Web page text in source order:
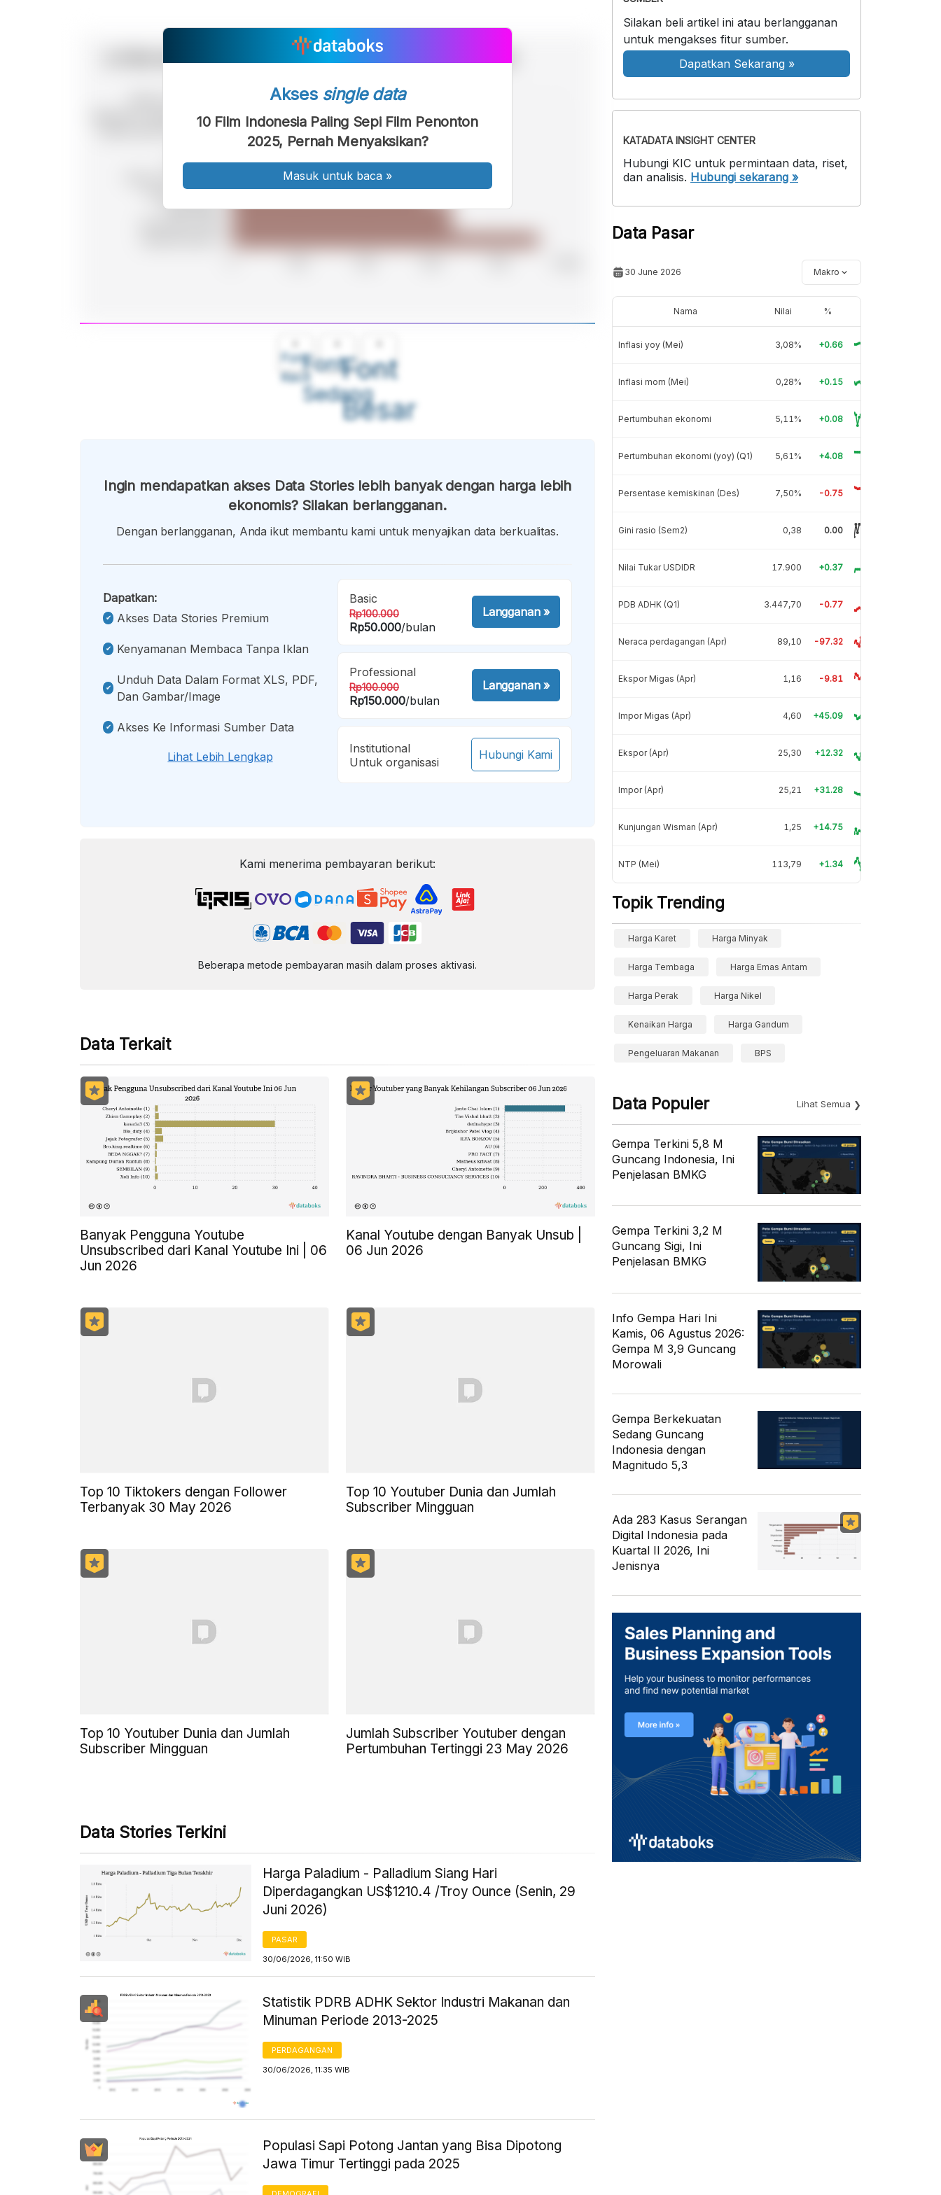
Font
Kecil
Font
Sedang
Font
Besar
Akses single data
10 Film Indonesia Paling Sepi Film Penonton
2025, Pernah Menyaksikan?
Masuk untuk baca »
Ingin mendapatkan akses Data Stories lebih banyak dengan harga lebih
ekonomis? Silakan berlangganan.
Dengan berlangganan, Anda ikut membantu kami untuk menyajikan data berkualitas.
Dapatkan:
Akses Data Stories Premium
Kenyamanan Membaca Tanpa Iklan
Unduh Data Dalam Format XLS, PDF,
Dan Gambar/image
Akses Ke Informasi Sumber Data
Lihat Lebih Lengkap
Basic
Rp100.000
Rp50.000/bulan
Langganan»
Professional
Rp100.000
Rp150.000/bulan
Langganan»
Institutional
Untuk organisasi
Hubungi Kami
Kami menerima pembayaran berikut:
Beberapa metode pembayaran masih dalam proses aktivasi.
Data Terkait
Banyak Pengguna Youtube
Unsubscribed dari Kanal Youtube Ini | 06
Jun 2026
Kanal Youtube dengan Banyak Unsub |
06 Jun 2026
Top 10 Tiktokers dengan Follower
Terbanyak 30 May 2026
Top 10 Youtuber Dunia dan Jumlah
Subscriber Mingguan
Top 10 Youtuber Dunia dan Jumlah
Subscriber Mingguan
Jumlah Subscriber Youtuber dengan
Pertumbuhan Tertinggi 23 May 2026
Data Stories Terkini
Harga Paladium - Palladium Siang Hari
Diperdagangkan US$1210.4 /Troy Ounce (Senin, 29
Juni 2026)
PASAR
30/06/2026, 11:50 WIB
Statistik PDRB ADHK Sektor Industri Makanan dan
Minuman Periode 2013-2025
PERDAGANGAN
30/06/2026, 11:35 WIB
Populasi Sapi Potong Jantan yang Bisa Dipotong
Jawa Timur Tertinggi pada 2025
Silakan beli artikel ini atau berlangganan
untuk mengakses fitur sumber.
Dapatkan Sekarang »
KATADATA INSIGHT CENTER
Hubungi KIC untuk permintaan data, riset,
dan analisis. Hubungi sekarang »
Data Pasar
30 June 2026 Makro
Nama Nilai %
Inflasi yoy (Mei) 3,08% +0.66
Inflasi mom (Mei) 0,28% +0.15
Pertumbuhan ekonomi 5,11% +0.08
Pertumbuhan ekonomi (yoy) (Q1) 5,61% +4.08
Persentase kemiskinan (Des) 7,50% -0.75
Gini rasio (Sem2) 0,38 0.00
Nilai Tukar USDIDR 17.900 +0.37
PDB ADHK (Q1) 3.447,70 -0.77
Neraca perdagangan (Apr) 89,10 -97.32
Ekspor Migas (Apr) 1,16 -9.81
Impor Migas (Apr) 4,60 +45.09
Ekspor (Apr) 25,30 +12.32
Impor (Apr) 25,21 +31.28
Kunjungan Wisman (Apr) 1,25 +14.75
NTP (Mei) 113,79 +1.34
Topik Trending
Harga Karet Harga Minyak
Harga Tembaga Harga Emas Antam
Harga Perak Harga Nikel
Kenaikan Harga Harga Gandum
Pengeluaran Makanan BPS
Data Populer Lihat Semua
Gempa Terkini 5,8 M
Guncang Indonesia, Ini
Penjelasan BMKG
Gempa Terkini 3,2 M
Guncang Sigi, Ini
Penjelasan BMKG
Info Gempa Hari Ini
Kamis, 06 Agustus 2026:
Gempa M 3,9 Guncang
Morowali
Gempa Berkekuatan
Sedang Guncang
Indonesia dengan
Magnitudo 5,3
Ada 283 Kasus Serangan
Digital Indonesia pada
Kuartal II 2026, Ini
Jenisnya